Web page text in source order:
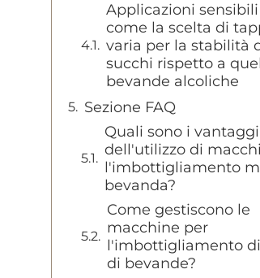
Applicazioni sensibili
come la scelta di
varia per la stabilità
succhi rispetto a
bevande alcoliche
Sezione FAQ
Quali sono i vantaggi
dell'utilizzo di
l'imbottigliamento
bevanda?
Come gestiscono le
macchine per
l'imbottigliamento
di bevande?